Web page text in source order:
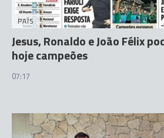
PAÍS
Jesus, Ronaldo e João Félix
hoje campeões
07:17